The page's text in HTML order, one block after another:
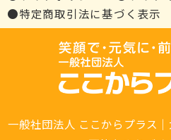
●特定商取引法に基づく表示
一般社団法人 ここからプラス